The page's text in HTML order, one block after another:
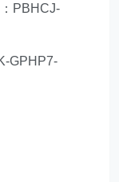
PBHCJ-
GPHP7-